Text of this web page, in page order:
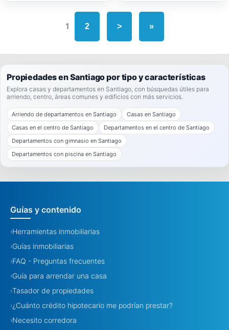
1 2 > »
Propiedades en Santiago por tipo y características
Explora casas y departamentos en Santiago, con búsquedas útiles para
arriendo, centro, áreas comunes y edificios con más servicios.
Arriendo de departamentos en Santiago
Casas en Santiago
Casas en el centro de Santiago
Departamentos en el centro de Santiago
Departamentos con gimnasio en Santiago
Departamentos con piscina en Santiago
Guías y contenido
›Herramientas inmobiliarias
›Guías inmobiliarias
›FAQ - Preguntas frecuentes
›Guía para arrendar una casa
›Tasador de propiedades
›¿Cuánto crédito hipotecario me podrían prestar?
›Necesito corredora